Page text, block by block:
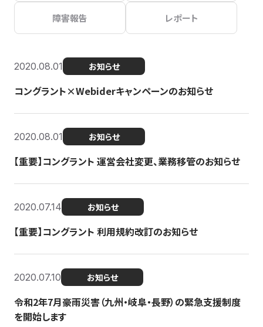
障害報告 レポート
2020.08.01 お知らせ
コングラント×Webiderキャンペーンのお知らせ
2020.08.01 お知らせ
【重要】コングラント 運営会社変更、業務移管のお知らせ
2020.07.14 お知らせ
【重要】コングラント 利用規約改訂のお知らせ
2020.07.10 お知らせ
令和2年7月豪雨災害（九州・岐阜・長野）の緊急支援制度
を開始します